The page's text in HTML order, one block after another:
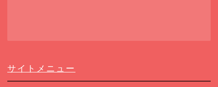
サイトメニュー